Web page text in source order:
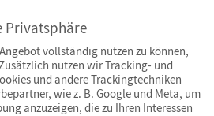
Privatsphäre
vollständig nutzen zu können,
nutzen wir Tracking- und
und andere Trackingtechniken
wie z. B. Google und Meta, um
anzuzeigen, die zu Ihren Interessen